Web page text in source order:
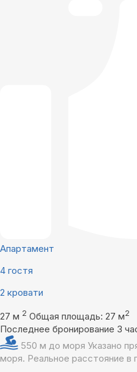
Апартамент
4 гостя
2 кровати
27 м 2 Общая площадь: 27 м2
Последнее бронирование 3
550 м до моря Указано
моря. Реальное расстояние